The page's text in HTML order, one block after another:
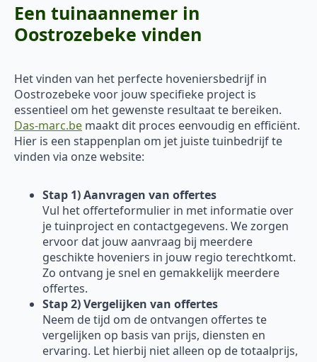
Een tuinaannemer in
Oostrozebeke vinden
Het vinden van het perfecte hoveniersbedrijf in
Oostrozebeke voor jouw specifieke project is
essentieel om het gewenste resultaat te bereiken.
Das-marc.be maakt dit proces eenvoudig en efficiënt.
Hier is een stappenplan om jet juiste tuinbedrijf te
vinden via onze website:
Stap 1) Aanvragen van offertes
Vul het offerteformulier in met informatie over
je tuinproject en contactgegevens. We zorgen
ervoor dat jouw aanvraag bij meerdere
geschikte hoveniers in jouw regio terechtkomt.
Zo ontvang je snel en gemakkelijk meerdere
offertes.
Stap 2) Vergelijken van offertes
Neem de tijd om de ontvangen offertes te
vergelijken op basis van prijs, diensten en
ervaring. Let hierbij niet alleen op de totaalprijs,